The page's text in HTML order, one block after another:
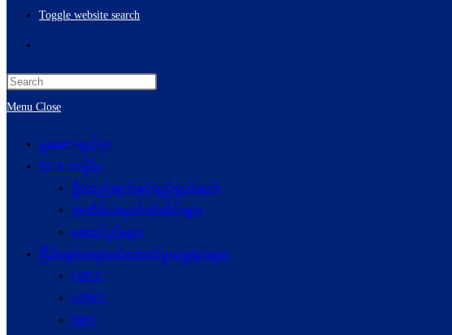
Toggle website search
Menu Close
မူလစာမျက်နှာ
NCA သမိုင်း
ဦးတည်ချက်နှင့်ရည်ရွယ်ချက်
အထိမ်းအမှတ်တံဆိပ်များ
ဆောင်ပုဒ်များ
ငြိမ်းချမ်းရေးဖော်‌ဆောင်မှုယန္တရားများ
UPCC
UPWC
MPC